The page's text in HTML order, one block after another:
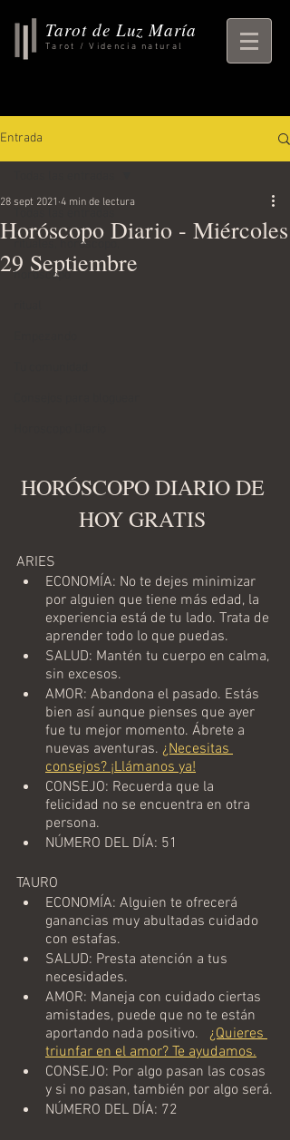
Tarot de Luz María
Tarot / Videncia natural
Entrada
rituales, horoscopo,
horoscopo
Horóscopo Diario - Miércoles
29 Septiembre
28 sept 2021 4 min de lectura
HORÓSCOPO DIARIO DE
HOY GRATIS
ARIES
ECONOMÍA: No te dejes minimizar
por alguien que tiene más edad, la
experiencia está de tu lado. Trata de
aprender todo lo que puedas.
SALUD: Mantén tu cuerpo en calma,
sin excesos.
AMOR: Abandona el pasado. Estás
bien así aunque pienses que ayer
fue tu mejor momento. Ábrete a
nuevas aventuras. ¿Necesitas
consejos? ¡Llámanos ya!
CONSEJO: Recuerda que la
felicidad no se encuentra en otra
persona.
NÚMERO DEL DÍA: 51
TAURO
ECONOMÍA: Alguien te ofrecerá
ganancias muy abultadas cuidado
con estafas.
SALUD: Presta atención a tus
necesidades.
AMOR: Maneja con cuidado ciertas
amistades, puede que no te están
aportando nada positivo. ¿Quieres
triunfar en el amor? Te ayudamos.
CONSEJO: Por algo pasan las cosas
y si no pasan, también por algo será.
NÚMERO DEL DÍA: 72